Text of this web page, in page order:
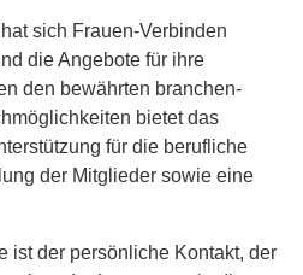
sich Frauen-Verbinden
die Angebote für ihre
den bewährten branchen­
bietet das
für die berufliche
der Mitglieder sowie eine
ist der persönliche Kontakt, der